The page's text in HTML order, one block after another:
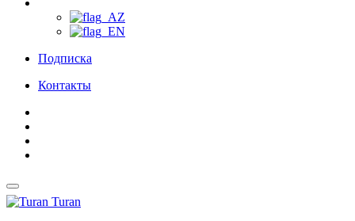
Подписка
Контакты
Turan